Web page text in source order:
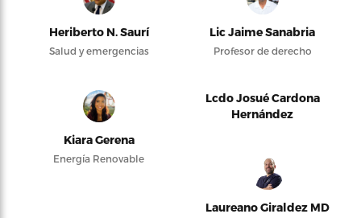
Heriberto N. Saurí
Salud y emergencias
Lic Jaime Sanabria
Profesor de derecho
Kiara Gerena
Energía Renovable
Lcdo Josué Cardona
Hernández
Laureano Giraldez MD